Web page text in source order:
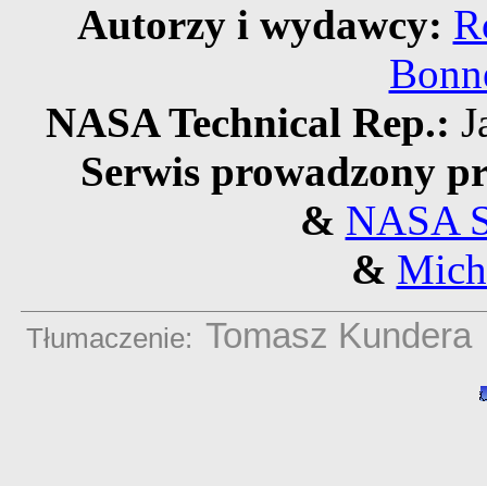
Autorzy i wydawcy:
NASA Technical Rep.:
Serwis prowadzony
& NASA
&
Tłumaczenie: Tomasz Kundera